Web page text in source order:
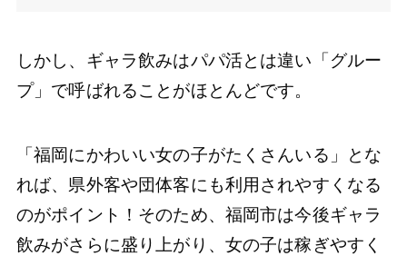
しかし、ギャラ飲みはパパ活とは違い「グルー
プ」で呼ばれることがほとんどです。
「福岡にかわいい女の子がたくさんいる」とな
れば、県外客や団体客にも利用されやすくなる
のがポイント！そのため、福岡市は今後ギャラ
飲みがさらに盛り上がり、女の子は稼ぎやすく